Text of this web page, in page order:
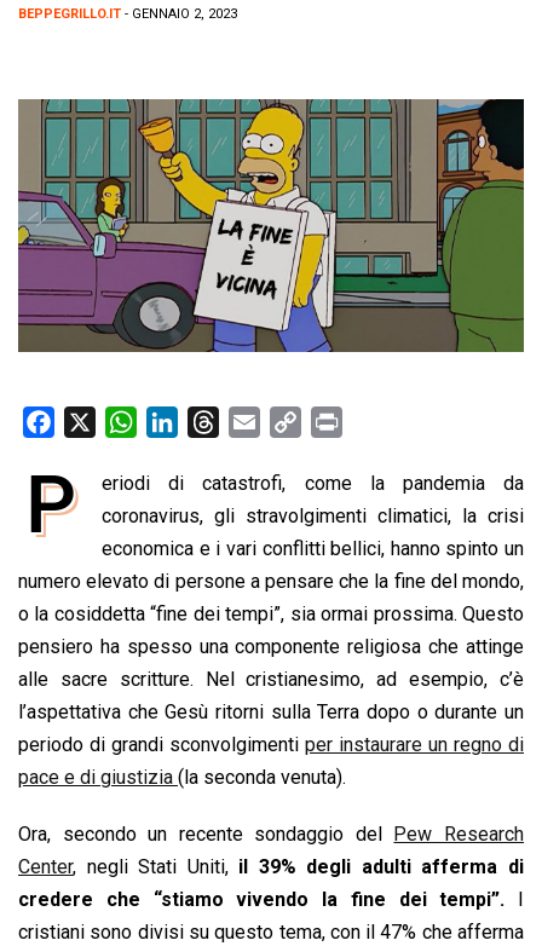
BEPPEGRILLO.IT - GENNAIO 2, 2023
c
e
o
o
k
W
a
t
s
A
p
p
n
k
e
d
I
n
r
e
a
d
s
a
i
l
p
y
L
i
n
k
i
n
t
P
eriodi di catastrofi, come la pandemia da
coronavirus, gli stravolgimenti climatici, la crisi
economica e i vari conflitti bellici, hanno spinto un
numero elevato di persone a pensare che la fine del mondo,
o la cosiddetta “fine dei tempi”, sia ormai prossima. Questo
pensiero ha spesso una componente religiosa che attinge
alle sacre scritture. Nel cristianesimo, ad esempio, c’è
l’aspettativa che Gesù ritorni sulla Terra dopo o durante un
periodo di grandi sconvolgimenti per instaurare un regno di
pace e di giustizia (la seconda venuta).
Ora, secondo un recente sondaggio del
Pew Research
Center, negli Stati Uniti,il 39% degli adulti afferma di
credere che “stiamo vivendo la fine dei tempi”.
cristiani sono divisi su questo tema, con il 47% che afferma